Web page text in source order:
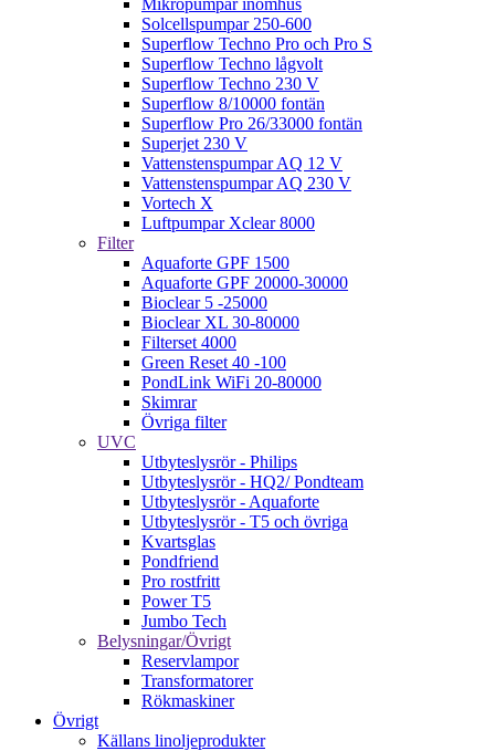
Mikropumpar inomhus
Solcellspumpar 250-600
Superflow Techno Pro och Pro S
Superflow Techno lågvolt
Superflow Techno 230 V
Superflow 8/10000 fontän
Superflow Pro 26/33000 fontän
Superjet 230 V
Vattenstenspumpar AQ 12 V
Vattenstenspumpar AQ 230 V
Vortech X
Luftpumpar Xclear 8000
Filter
Aquaforte GPF 1500
Aquaforte GPF 20000-30000
Bioclear 5 -25000
Bioclear XL 30-80000
Filterset 4000
Green Reset 40 -100
PondLink WiFi 20-80000
Skimrar
Övriga filter
UVC
Utbyteslysrör - Philips
Utbyteslysrör - HQ2/ Pondteam
Utbyteslysrör - Aquaforte
Utbyteslysrör - T5 och övriga
Kvartsglas
Pondfriend
Pro rostfritt
Power T5
Jumbo Tech
Belysningar/Övrigt
Reservlampor
Transformatorer
Rökmaskiner
Övrigt
Källans linoljeprodukter